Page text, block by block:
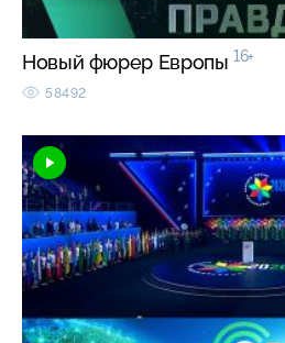
Новый фюрер Европы 16+
58492